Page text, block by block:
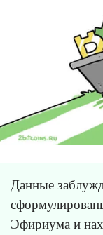
Данные
Эфириума и